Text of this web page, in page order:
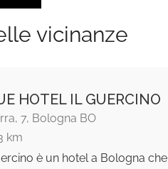
vicinanze
HOTEL IL GUERCINO
7, Bologna BO
km
è un hotel a Bologna che